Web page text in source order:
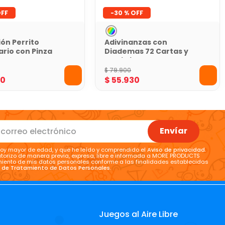
Perrito
con Pinza
-30 %
Adivinanzas con
Diademas 72 Cartas y
Reloj King Games
$79.900
$ 55.930
Envíar
mayor de edad, y que he leído y comprendido elAviso de privacidad.
de manera previa, expresa, libre e informada a MORE PRODUCTS
de mis datos personales conforme a las finalidades establecidas
Tratamiento de Datos Personales.
Juegos al Aire Libre